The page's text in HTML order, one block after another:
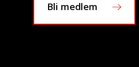
Bli medlem